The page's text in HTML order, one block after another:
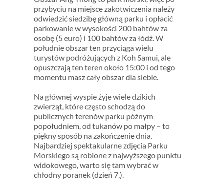
przybyciu na miejsce zakotwiczenia należy
odwiedzić siedzibę główną parku i opłacić
parkowanie w wysokości 200 bahtów za
osobę (5 euro) i 100 bahtów za łódź. W
południe obszar ten przyciąga wielu
turystów podróżujących z Koh Samui, ale
opuszczają ten teren około 15:00 i od tego
momentu masz cały obszar dla siebie.
Na głównej wyspie żyje wiele dzikich
zwierząt, które często schodzą do
publicznych terenów parku późnym
popołudniem, od tukanów po małpy – to
piękny sposób na zakończenie dnia.
Najbardziej spektakularne zdjęcia Parku
Morskiego są robione z najwyższego punktu
widokowego, warto się tam wybrać w
chłodny poranek (dzień 7.).